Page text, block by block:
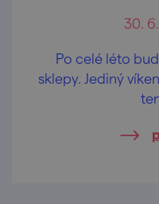
30.
Po celé léto
sklepy. Jediný